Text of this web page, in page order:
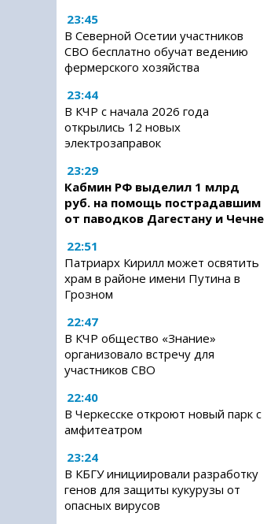
23:45
В Северной Осетии участников
СВО бесплатно обучат ведению
фермерского хозяйства
23:44
В КЧР с начала 2026 года
открылись 12 новых
электрозаправок
23:29
Кабмин РФ выделил 1 млрд
руб. на помощь пострадавшим
от паводков Дагестану и Чечне
22:51
Патриарх Кирилл может освятить
храм в районе имени Путина в
Грозном
22:47
В КЧР общество «Знание»
организовало встречу для
участников СВО
22:40
В Черкесске откроют новый парк с
амфитеатром
23:24
В КБГУ инициировали разработку
генов для защиты кукурузы от
опасных вирусов